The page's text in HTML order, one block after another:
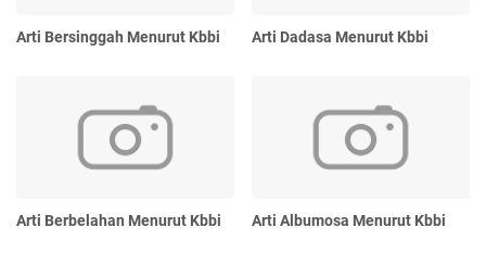
Arti Bersinggah Menurut Kbbi Arti Dadasa Menurut Kbbi
Arti Berbelahan Menurut Kbbi Arti Albumosa Menurut Kbbi